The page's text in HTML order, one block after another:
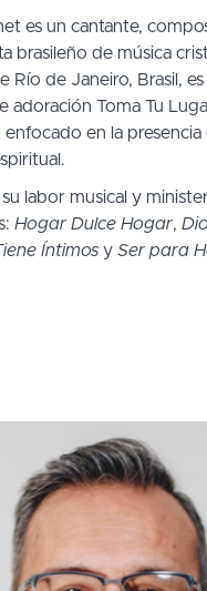
es un cantante,
brasileño de música
Río de Janeiro, Brasil,
adoración Toma Tu
en la presencia
labor musical y
Hogar Dulce Hogar,
Íntimos y Ser para